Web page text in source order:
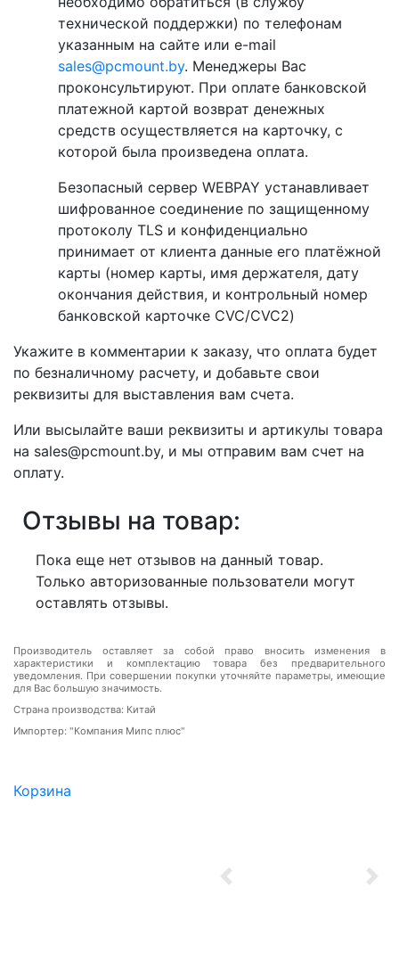
Корзина
Previous
технической поддержки) по телефонам
указанным на сайте или e-mail
sales@pcmount.by. Менеджеры Вас
проконсультируют. При оплате банковской
платежной картой возврат денежных
средств осуществляется на карточку, с
которой была произведена оплата.
Безопасный сервер WEBPAY устанавливает
шифрованное соединение по защищенному
протоколу TLS и конфиденциально
принимает от клиента данные его платёжной
карты (номер карты, имя держателя, дату
окончания действия, и контрольный номер
банковской карточке CVC/CVC2)
Укажите в комментарии к заказу, что оплата будет
по безналичному расчету, и добавьте свои
реквизиты для выставления вам счета.
Или высылайте ваши реквизиты и артикулы товара
на sales@pcmount.by, и мы отправим вам счет на
оплату.
Отзывы на товар:
Пока еще нет отзывов на данный товар.
Только авторизованные пользователи могут
оставлять отзывы.
Производитель оставляет за собой право вносить изменения в
характеристики и комплектацию товара без предварительного
уведомления. При совершении покупки уточняйте параметры, имеющие
для Вас большую значимость.
Страна производства: Китай
Импортер: "Компания Мипс плюс"